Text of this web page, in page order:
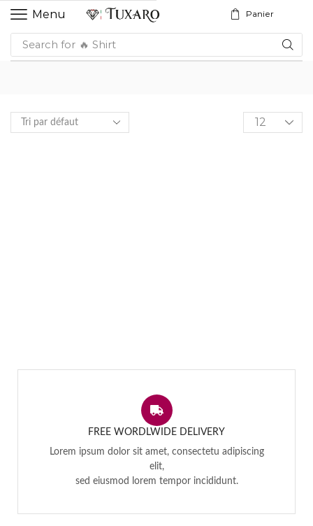
Menu Panier
Search for 🔥 Shirt
FREE WORDLWIDE DELIVERY
Lorem ipsum dolor sit amet, consectetu adipiscing
elit,
sed eiusmod lorem tempor incididunt.